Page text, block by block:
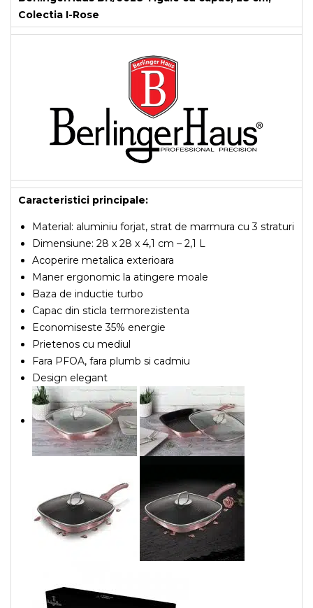
Colectia I-Rose
Caracteristici principale:
Material: aluminiu forjat, strat de marmura cu 3 straturi
Dimensiune: 28 x 28 x 4,1 cm – 2,1 L
Acoperire metalica exterioara
Maner ergonomic la atingere moale
Baza de inductie turbo
Capac din sticla termorezistenta
Economiseste 35% energie
Prietenos cu mediul
Fara PFOA, fara plumb si cadmiu
Design elegant